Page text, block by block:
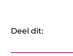
Deel dit: